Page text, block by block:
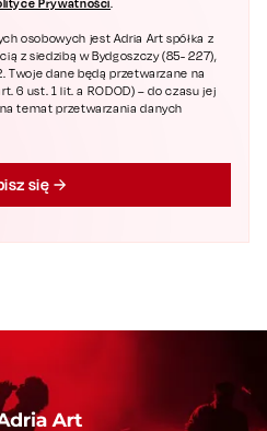
.
osobowych jest Adria Art spółka z
z siedzibą w Bydgoszczy (85- 227),
Twoje dane będą przetwarzane na
6 ust. 1 lit. a RODOD) – do czasu jej
temat przetwarzania danych
się